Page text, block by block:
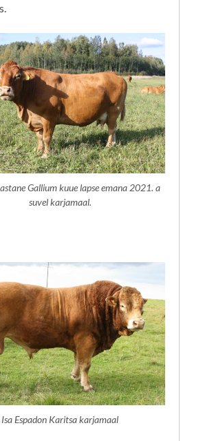
Gallium kuue lapse emana 2021. a
suvel karjamaal.
Isa Espadon Karitsa karjamaal